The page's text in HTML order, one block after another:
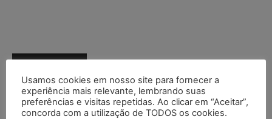
Posts Recentes
Composição da taxa de juros
Meta é alvo de denúncia após anúncios com conteúdo sexual
Usamos cookies em nosso site para fornecer a
experiência mais relevante, lembrando suas
preferências e visitas repetidas. Ao clicar em “Aceitar”,
concorda com a utilização de TODOS os cookies.